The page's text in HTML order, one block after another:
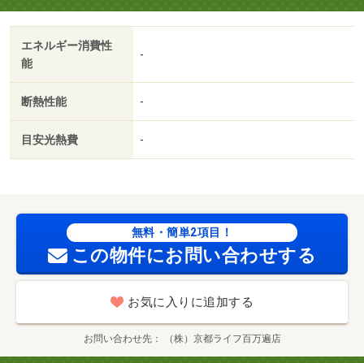
ト 大津高砂店（コンビニ）まで４２４ｍ／キリン堂 大
津京店（ドラッグストア）まで４２７ｍ／大津南志賀郵便
局（郵便局）まで４５２ｍ／サンディ 大津際川店（スー
パー）まで４５５ｍ／京阪石山坂本線穴太駅徒歩２２分/賃
エネルギー消費性
能
-
断熱性能 -
目安光熱費 -
無料・簡単2項目！
この物件にお問い合わせする
お気に入りに追加する
お問い合わせ先 （株）京都ライフ百万遍店